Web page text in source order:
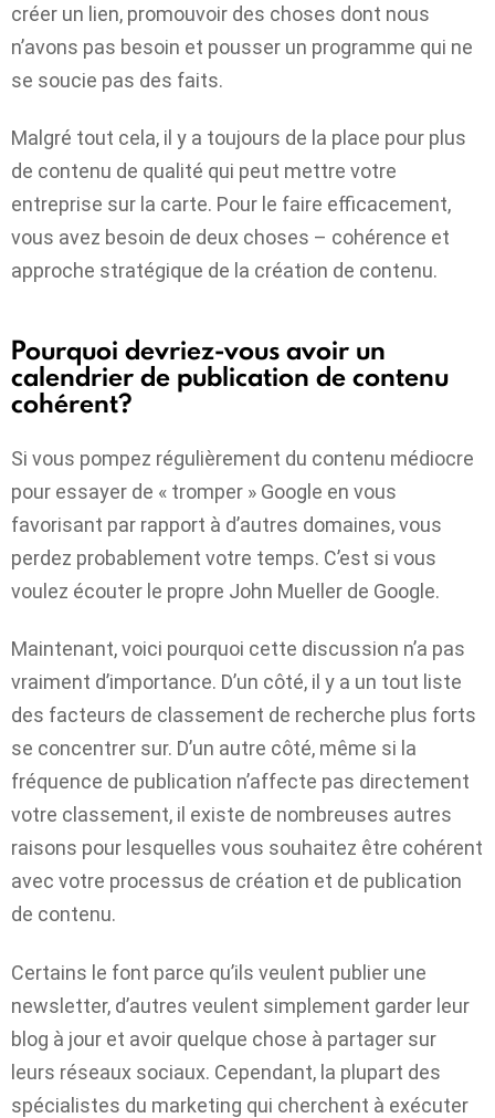
créer un lien, promouvoir des choses dont nous
n’avons pas besoin et pousser un programme qui ne
se soucie pas des faits.
Malgré tout cela, il y a toujours de la place pour plus
de contenu de qualité qui peut mettre votre
entreprise sur la carte. Pour le faire efficacement,
vous avez besoin de deux choses – cohérence et
approche stratégique de la création de contenu.
Pourquoi devriez-vous avoir un
calendrier de publication de contenu
cohérent?
Si vous pompez régulièrement du contenu médiocre
pour essayer de « tromper » Google en vous
favorisant par rapport à d’autres domaines, vous
perdez probablement votre temps. C’est si vous
voulez écouter le propre John Mueller de Google.
Maintenant, voici pourquoi cette discussion n’a pas
vraiment d’importance. D’un côté, il y a un tout liste
des facteurs de classement de recherche plus forts
se concentrer sur. D’un autre côté, même si la
fréquence de publication n’affecte pas directement
votre classement, il existe de nombreuses autres
raisons pour lesquelles vous souhaitez être cohérent
avec votre processus de création et de publication
de contenu.
Certains le font parce qu’ils veulent publier une
newsletter, d’autres veulent simplement garder leur
blog à jour et avoir quelque chose à partager sur
leurs réseaux sociaux. Cependant, la plupart des
spécialistes du marketing qui cherchent à exécuter